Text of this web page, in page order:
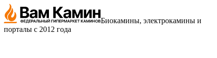
Биокамины, электрокамины и
порталы с 2012 года